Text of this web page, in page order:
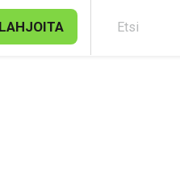
LAHJOITA